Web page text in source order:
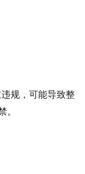
规，可能导致整
。